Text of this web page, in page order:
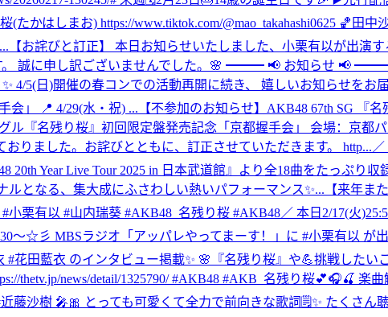
かはしまお) https://www.tiktok.com/@mao_takahashi0625 🏀田中
【お詫びと訂正】 本日お知らせいたしました、小栗有以が出演
誠に申し訳ございませんでした。 🌸 ━━━ 📢 お知らせ 📢 ━━━
！ ✨ 4/5(日)開催の春コンでの活動再開に続き、 嬉しいお
会」 📍 4/29(水・祝) ... 【不参加のお知らせ】AKB48 67th SG 『
ル『名残り桜』初回限定盤発売記念「京都握手会」 会場：京都
りました。お詫びとともに、訂正させていただきます。 http...
20th Year Live Tour 2025 in 日本武道館』より全18曲をたっぷり
ルとなる、集大成にふさわしい熱いパフォーマンス✨... 【来年ま
#小栗有以 #山内瑞葵 #AKB48_名残り桜 #AKB48／ 本日2/17(火
～☆彡 MBSラジオ「アッパレやってまーす！」に #小栗有以 が
#花田藍衣 のインタビュー掲載✨ 🌸『名残り桜』や💪挑戦した
news/detail/1325790/ #AKB48 #AKB_名残り桜💕🎧🍒 楽曲
藤沙樹 🎤🎀 とっても可愛くて全力で前向きな歌詞🗒️✨ たくさ